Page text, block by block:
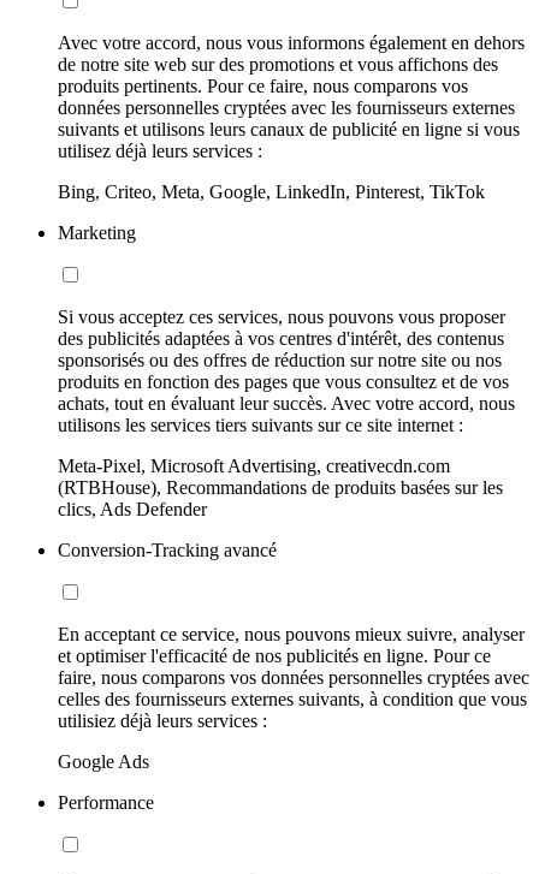
Avec votre accord, nous vous informons également en dehors
de notre site web sur des promotions et vous affichons des
produits pertinents. Pour ce faire, nous comparons vos
données personnelles cryptées avec les fournisseurs externes
suivants et utilisons leurs canaux de publicité en ligne si vous
utilisez déjà leurs services :
Bing, Criteo, Meta, Google, LinkedIn, Pinterest, TikTok
Marketing
Si vous acceptez ces services, nous pouvons vous proposer
des publicités adaptées à vos centres d'intérêt, des contenus
sponsorisés ou des offres de réduction sur notre site ou nos
produits en fonction des pages que vous consultez et de vos
achats, tout en évaluant leur succès. Avec votre accord, nous
utilisons les services tiers suivants sur ce site internet :
Meta-Pixel, Microsoft Advertising, creativecdn.com
(RTBHouse), Recommandations de produits basées sur les
clics, Ads Defender
Conversion-Tracking avancé
En acceptant ce service, nous pouvons mieux suivre, analyser
et optimiser l'efficacité de nos publicités en ligne. Pour ce
faire, nous comparons vos données personnelles cryptées avec
celles des fournisseurs externes suivants, à condition que vous
utilisiez déjà leurs services :
Google Ads
Performance